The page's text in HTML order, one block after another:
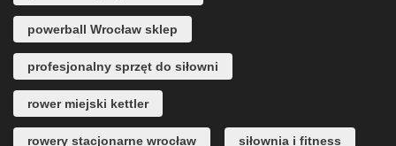
powerball Wrocław sklep
profesjonalny sprzęt do siłowni
rower miejski kettler
rowery stacjonarne wrocław siłownia i fitness